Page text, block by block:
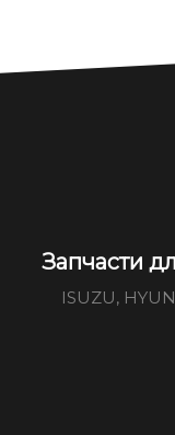
Запчасти
ISUZU,